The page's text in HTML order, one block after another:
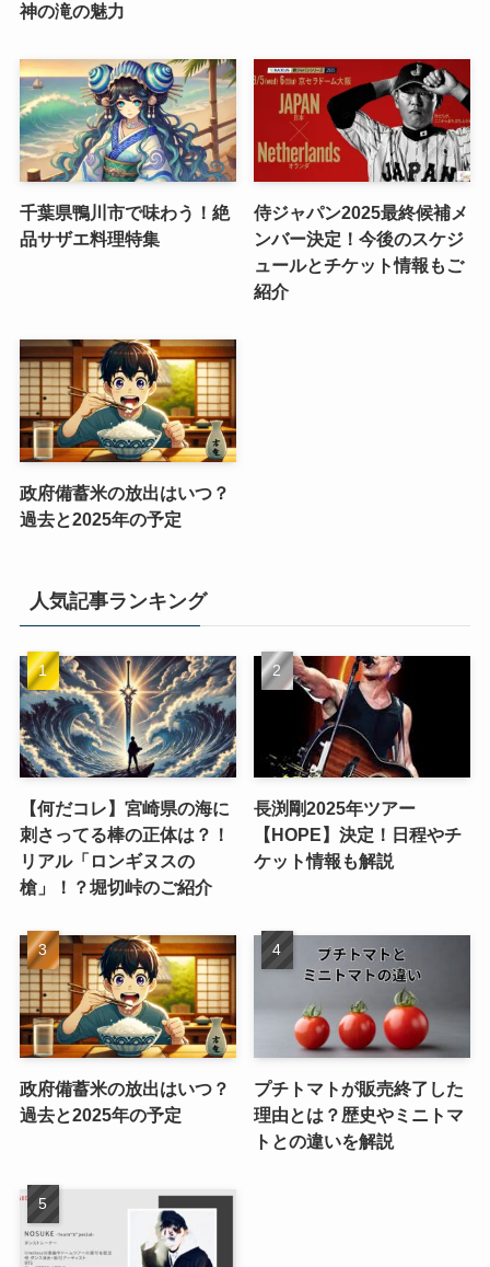
神の滝の魅力
千葉県鴨川市で味わう！絶
品サザエ料理特集
侍ジャパン2025最終候補メ
ンバー決定！今後のスケジ
ュールとチケット情報もご
紹介
政府備蓄米の放出はいつ？
過去と2025年の予定
人気記事ランキング
【何だコレ】宮崎県の海に
刺さってる棒の正体は？！
リアル「ロンギヌスの
槍」！？堀切峠のご紹介
長渕剛2025年ツアー
【HOPE】決定！日程やチ
ケット情報も解説
政府備蓄米の放出はいつ？
過去と2025年の予定
プチトマトが販売終了した
理由とは？歴史やミニトマ
トとの違いを解説